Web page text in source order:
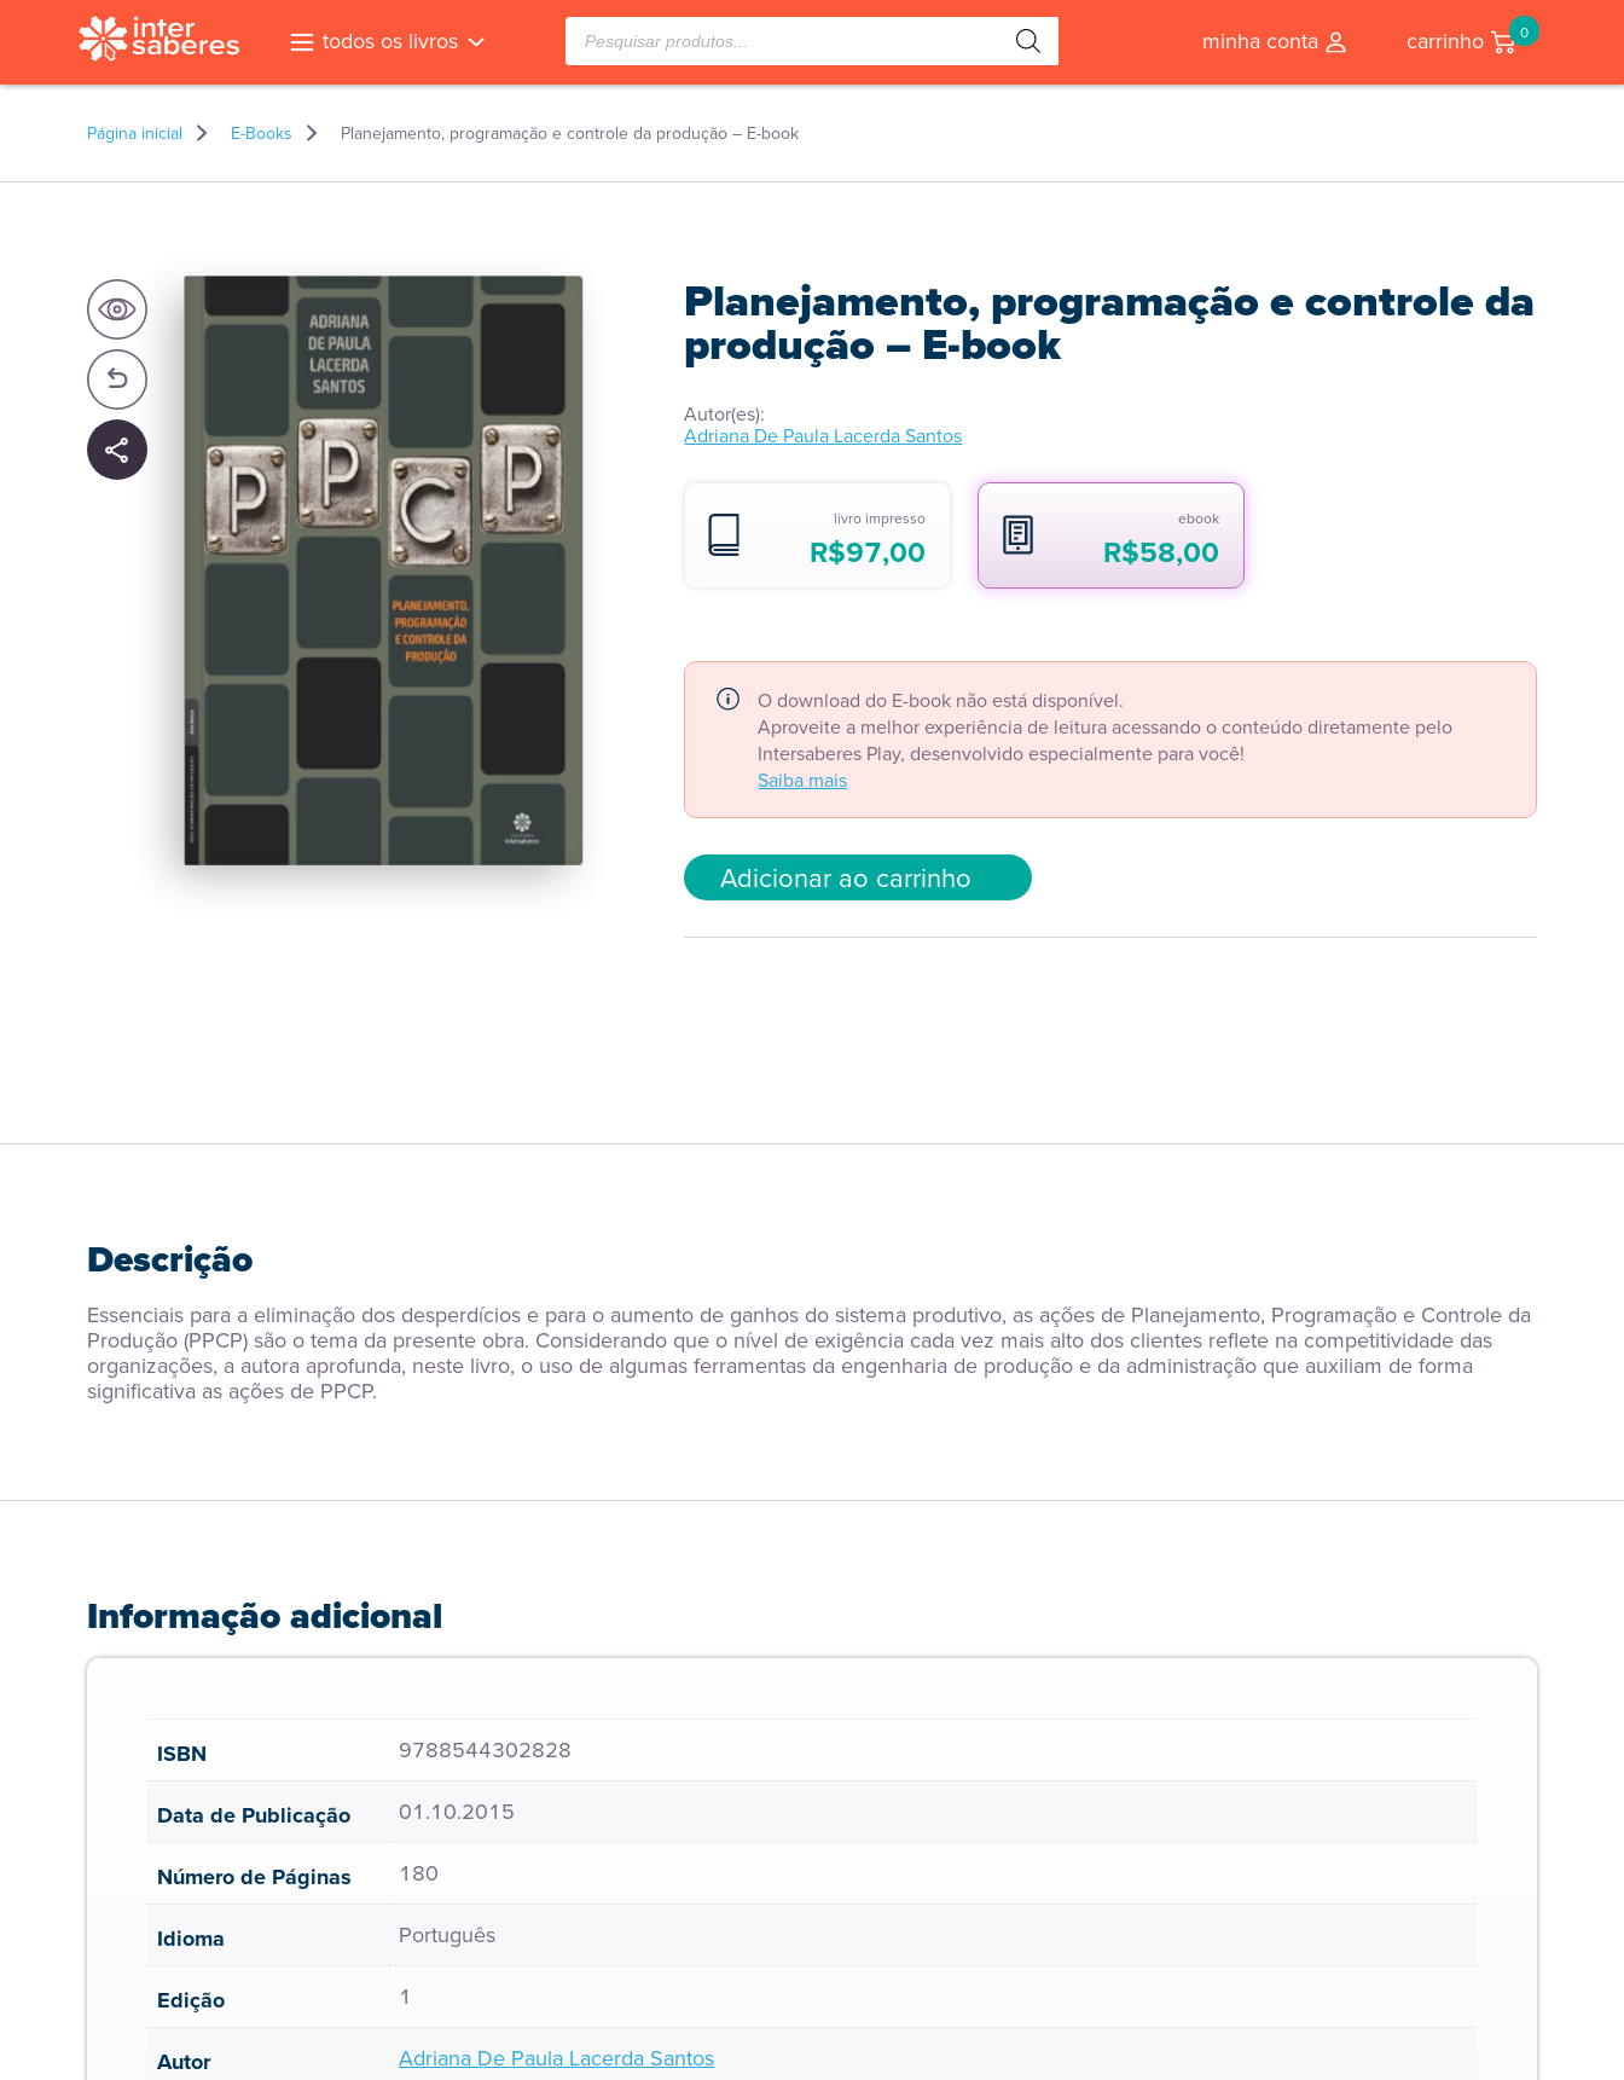
todos os livros
Pesquisar
produtos
minha conta carrinho 0
Página inicial E-Books Planejamento, programação e controle da produção – E-book
Planejamento, programação e controle da
produção – E-book
Autor(es):
Adriana De Paula Lacerda Santos
livro impresso
R$97,00
ebook
R$58,00
O download do E-book não está disponível.
Aproveite a melhor experiência de leitura acessando o conteúdo diretamente pelo
Intersaberes Play, desenvolvido especialmente para você!
Saiba mais
Adicionar ao carrinho
Descrição
Essenciais para a eliminação dos desperdícios e para o aumento de ganhos do sistema produtivo, as ações de Planejamento, Programação e Controle da
Produção (PPCP) são o tema da presente obra. Considerando que o nível de exigência cada vez mais alto dos clientes reflete na competitividade das
organizações, a autora aprofunda, neste livro, o uso de algumas ferramentas da engenharia de produção e da administração que auxiliam de forma
significativa as ações de PPCP.
Informação adicional
ISBN 9788544302828
Data de Publicação 01.10.2015
Número de Páginas 180
Idioma Português
Edição 1
Autor Adriana De Paula Lacerda Santos